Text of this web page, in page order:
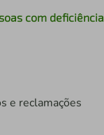
com deficiência
e reclamações